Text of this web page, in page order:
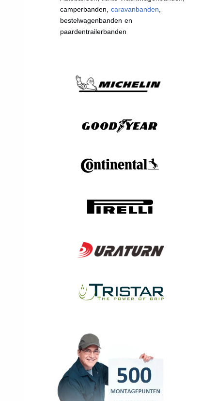
camperbanden, caravanbanden,
bestelwagenbanden en
paardentrailerbanden